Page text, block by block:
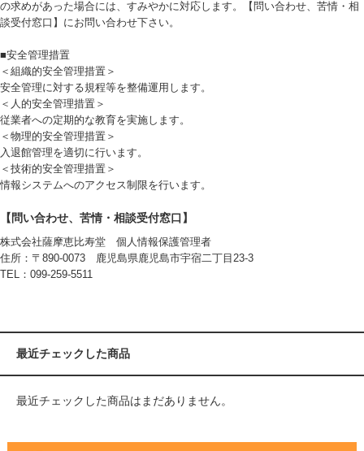
の求めがあった場合には、すみやかに対応します。【問い合わせ、苦情・相
談受付窓口】にお問い合わせ下さい。
■安全管理措置
＜組織的安全管理措置＞
安全管理に対する規程等を整備運用します。
＜人的安全管理措置＞
従業者への定期的な教育を実施します。
＜物理的安全管理措置＞
入退館管理を適切に行います。
＜技術的安全管理措置＞
情報システムへのアクセス制限を行います。
【問い合わせ、苦情・相談受付窓口】
株式会社薩摩恵比寿堂 個人情報保護管理者
住所：〒890-0073 鹿児島県鹿児島市宇宿二丁目23-3
TEL：099-259-5511
最近チェックした商品
最近チェックした商品はまだありません。